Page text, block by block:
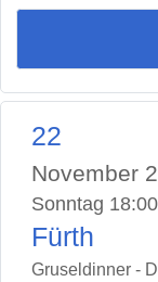
22
November
Sonntag 18:00
Fürth
Gruseldinner -